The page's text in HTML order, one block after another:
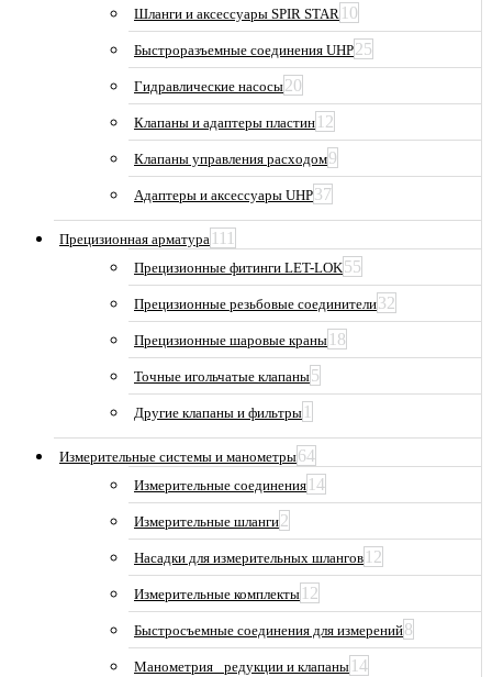
Шланги и аксессуары SPIR STAR 10
Быстроразъемные соединения UHP25
Гидравлические насосы20
Клапаны и адаптеры пластин 12
Клапаны управления расходом9
Адаптеры и аксессуары UHP37
Прецизионная арматура 111
Прецизионные фитинги LET-LOK55
Прецизионные резьбовые соединители32
Прецизионные шаровые краны 18
Точные игольчатые клапаны5
Другие клапаны и фильтры 1
Измерительные системы и манометры64
Измерительные соединения 14
Измерительные шланги2
Насадки для измерительных шлангов 12
Измерительные комплекты 12
Быстросъемные соединения для измерений8
Манометрия_ редукции и клапаны 14